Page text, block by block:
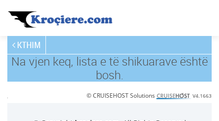
KTHIM
Na vjen keq, lista e të shikuarave është
bosh.
© CRUISEHOST Solutions V4.1663